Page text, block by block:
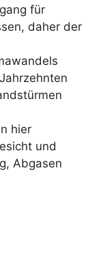
für
daher der
hier
und
Abgasen